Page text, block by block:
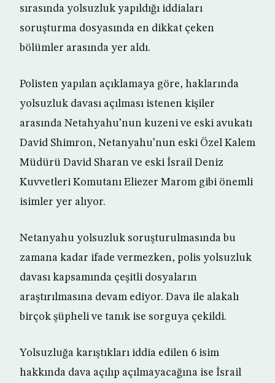
sırasında yolsuzluk yapıldığı iddiaları
soruşturma dosyasında en dikkat çeken
bölümler arasında yer aldı.
Polisten yapılan açıklamaya göre, haklarında
yolsuzluk davası açılması istenen kişiler
arasında Netahyahu’nun kuzeni ve eski avukatı
David Shimron, Netanyahu’nun eski Özel Kalem
Müdürü David Sharan ve eski İsrail Deniz
Kuvvetleri Komutanı Eliezer Marom gibi önemli
isimler yer alıyor.
Netanyahu yolsuzluk soruşturulmasında bu
zamana kadar ifade vermezken, polis yolsuzluk
davası kapsamında çeşitli dosyaların
araştırılmasına devam ediyor. Dava ile alakalı
birçok şüpheli ve tanık ise sorguya çekildi.
Yolsuzluğa karıştıkları iddia edilen 6 isim
hakkında dava açılıp açılmayacağına ise İsrail